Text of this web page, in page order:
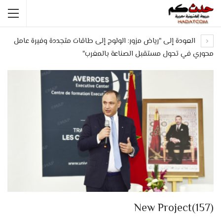
العودة إلى "رياض مزور: الولوج إلى طاقات متجددة وفيرة عامل
محوري في تحول مستقبل الصناعة بالمغرب"
New Project(157)